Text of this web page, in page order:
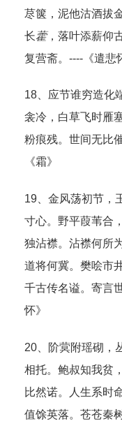
荩箧，泥他沽酒拔
长藿，落叶添薪仰
复营斋。----《遣悲
18、应节谁穷造化
衾冷，白草飞时雁
粉痕残。世间无比
《霜》
19、金风荡初节，
寸心。野平葭苇合
独沾襟。沾襟何所
道将何冀。樊哙市
千古传名谥。寄言
怀》
20、阶蓂附瑶砌，
相托。鲍叔知我贫
比然诺。人生系时
值馀英落。苍苍秦